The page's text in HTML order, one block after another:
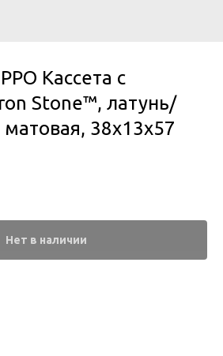
Кассета с
Stone™, латунь/
матовая, 38x13x57
Нет в наличии